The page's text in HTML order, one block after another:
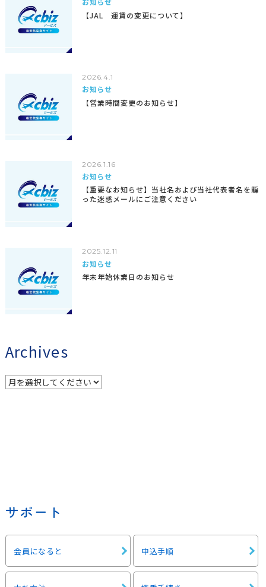
【JAL 運賃の変更について】
2026.4.1
お知らせ
【営業時間変更のお知らせ】
2026.1.16
お知らせ
【重要なお知らせ】当社名および当社代表者名を騙
った迷惑メールにご注意ください
2025.12.11
お知らせ
年末年始休業日のお知らせ
Archives
サポート
会員になると 申込手順